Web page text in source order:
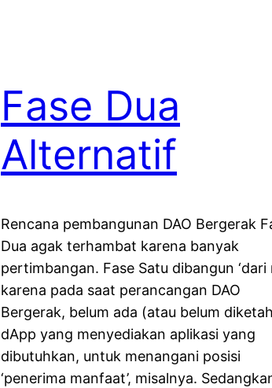
Fase Dua
Alternatif
Rencana pembangunan DAO Bergerak
Dua agak terhambat karena banyak
pertimbangan. Fase Satu dibangun ‘dari
karena pada saat perancangan DAO
Bergerak, belum ada (atau belum
dApp yang menyediakan aplikasi yang
dibutuhkan, untuk menangani posisi
‘penerima manfaat’, misalnya.